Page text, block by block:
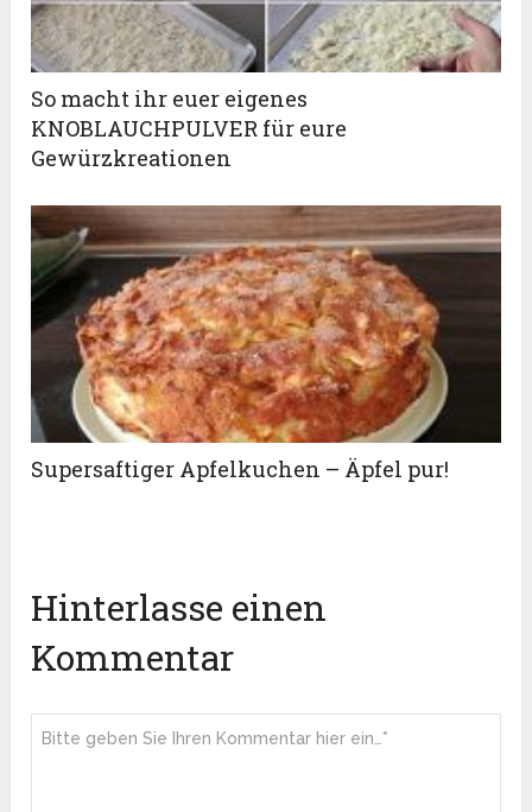
So macht ihr euer eigenes
KNOBLAUCHPULVER für eure
Gewürzkreationen
Supersaftiger Apfelkuchen – Äpfel pur!
Hinterlasse einen
Kommentar